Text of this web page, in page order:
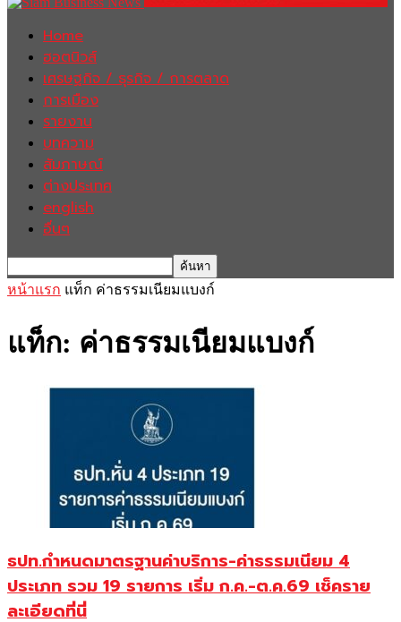
Home
ฮอตนิวส์
เศรษฐกิจ / ธุรกิจ / การตลาด
การเมือง
รายงาน
บทความ
สัมภาษณ์
ต่างประเทศ
english
อื่นๆ
หน้าแรก แท็ก ค่าธรรมเนียมแบงก์
แท็ก: ค่าธรรมเนียมแบงก์
ธปท.กำหนดมาตรฐานค่าบริการ-ค่าธรรมเนียม 4
ประเภท รวม 19 รายการ เริ่ม ก.ค.-ต.ค.69 เช็คราย
ละเอียดที่นี่